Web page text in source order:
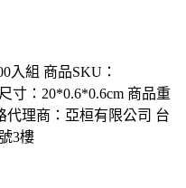
入組 商品SKU：
寸：20*0.6*0.6cm 商品重
代理商：亞桓有限公司 台
3樓